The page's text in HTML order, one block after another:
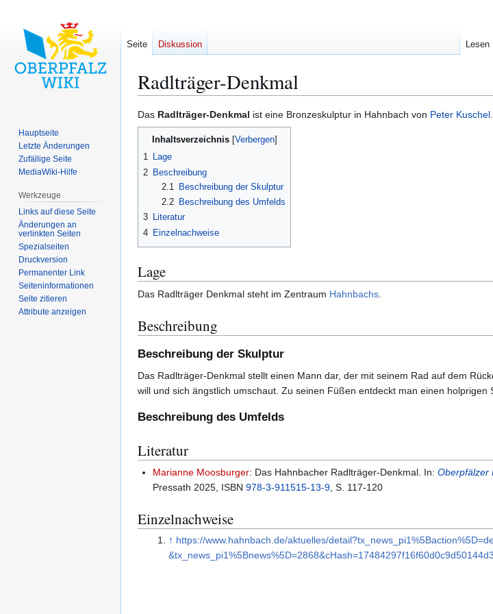
Radlträger-Denkmal
Zur
Navigation
springen
Zur
Suche
springen
Das Radlträger-Denkmal ist eine Bronzeskulptur in Hahnbach von Peter Kuschel.
Inhaltsverzeichnis
1 Lage
2 Beschreibung
2.1
Beschreibung der Skulptur
2.2
Beschreibung des Umfelds
3 Literatur
4 Einzelnachweise
Lage
Das Radlträger Denkmal steht im Zentraum Hahnbachs.
Beschreibung
Beschreibung der Skulptur
Das Radlträger-Denkmal stellt einen Mann dar, der mit seinem Rad auf dem
will und sich ängstlich umschaut. Zu seinen Füßen entdeckt man einen holprigen
Beschreibung des Umfelds
Literatur
Marianne Moosburger: Das Hahnbacher Radlträger-Denkmal. In:Oberpfälzer
Pressath 2025, ISBN978-3-911515-13-9 , S. 117-120
Einzelnachweise
↑ https://www.hahnbach.de/aktuelles/
Seite Diskussion Lesen
Hauptseite
Letzte Änderungen
Zufällige Seite
MediaWiki-Hilfe
Werkzeuge
Links auf diese Seite
Änderungen an
verlinkten Seiten
Spezialseiten
Druckversion
Permanenter Link
Seiten­­informationen
Seite zitieren
Attribute anzeigen